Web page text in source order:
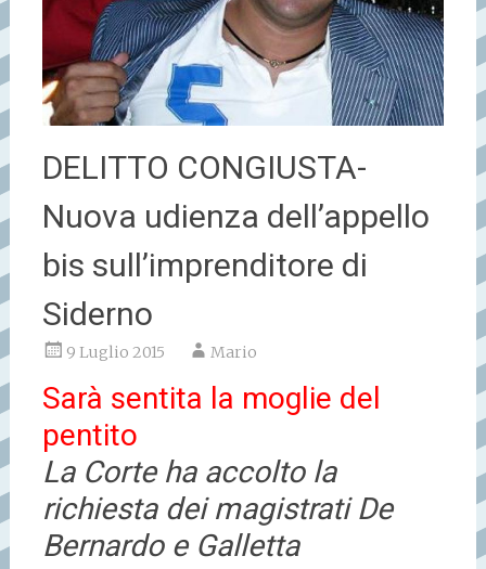
DELITTO CONGIUSTA-
Nuova udienza dell’appello
bis sull’imprenditore di
Siderno
9 Luglio 2015 Mario
Sarà sentita la moglie del
pentito
La Corte ha accolto la
richiesta dei magistrati De
Bernardo e Galletta